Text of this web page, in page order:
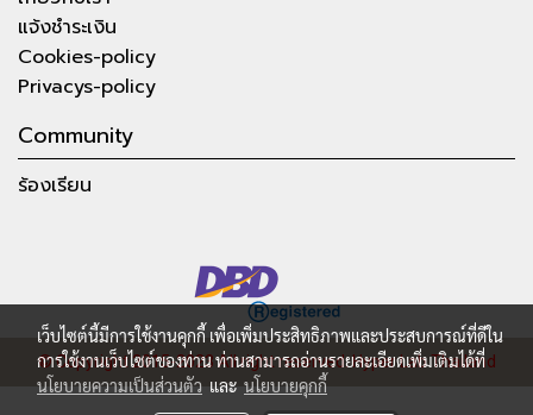
แจ้งชำระเงิน
Cookies-policy
Privacys-policy
Community
ร้องเรียน
© Copyright 2015-2023 All right reserved.Hyper Lab Thailand
เว็บไซต์นี้มีการใช้งานคุกกี้ เพื่อเพิ่มประสิทธิภาพและประสบการณ์ที่ดีใน
การใช้งานเว็บไซต์ของท่าน ท่านสามารถอ่านรายละเอียดเพิ่มเติมได้ที่
นโยบายความเป็นส่วนตัว และ นโยบายคุกกี้